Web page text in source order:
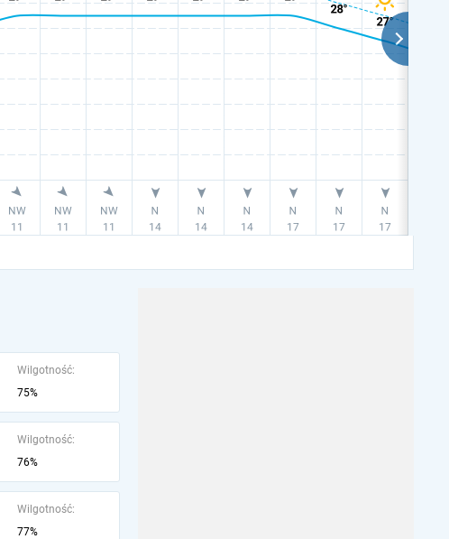
Wilgotność:
75%
Wilgotność:
76%
Wilgotność:
77%